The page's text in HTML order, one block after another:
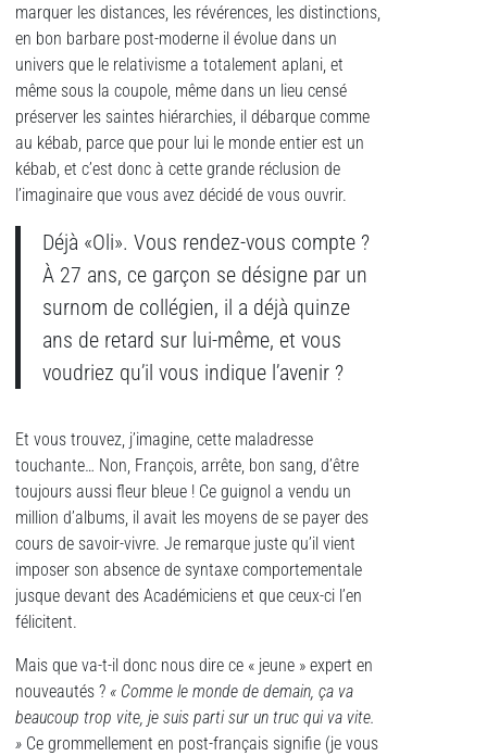
marquer les distances, les révérences, les distinctions,
en bon barbare post-moderne il évolue dans un
univers que le relativisme a totalement aplani, et
même sous la coupole, même dans un lieu censé
préserver les saintes hiérarchies, il débarque comme
au kébab, parce que pour lui le monde entier est un
kébab, et c’est donc à cette grande réclusion de
l’imaginaire que vous avez décidé de vous ouvrir.
Déjà «Oli». Vous rendez-vous compte ?
À 27 ans, ce garçon se désigne par un
surnom de collégien, il a déjà quinze
ans de retard sur lui-même, et vous
voudriez qu’il vous indique l’avenir ?
Et vous trouvez, j’imagine, cette maladresse
touchante… Non, François, arrête, bon sang, d’être
toujours aussi fleur bleue ! Ce guignol a vendu un
million d’albums, il avait les moyens de se payer des
cours de savoir-vivre. Je remarque juste qu’il vient
imposer son absence de syntaxe comportementale
jusque devant des Académiciens et que ceux-ci l’en
félicitent.
Mais que va-t-il donc nous dire ce « jeune » expert en
nouveautés ? « Comme le monde de demain, ça va
beaucoup trop vite, je suis parti sur un truc qui va vite.
» Ce grommellement en post-français signifie (je vous